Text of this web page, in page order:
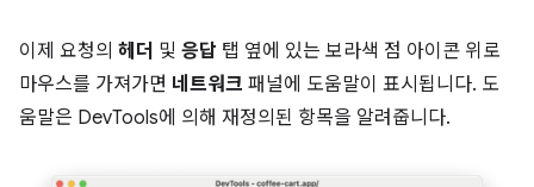
이제 요청의 헤더 및 응답 탭 옆에 있는 보라색 점 아이콘 위로
마우스를 가져가면 네트워크 패널에 도움말이 표시됩니다. 도
움말은 DevTools에 의해 재정의된 항목을 알려줍니다.